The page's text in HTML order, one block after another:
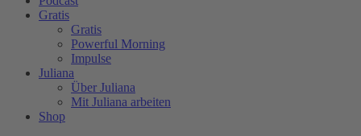
Gratis
Gratis
Powerful Morning
Impulse
Juliana
Über Juliana
Mit Juliana arbeiten
Shop